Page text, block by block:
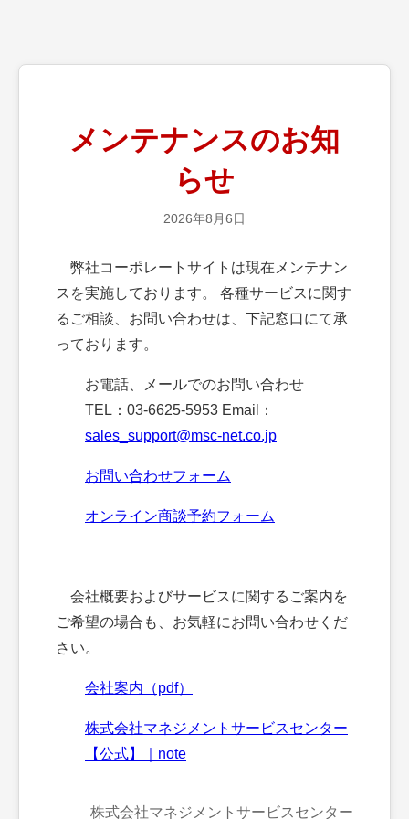
メンテナンスのお知
らせ
2026年8月6日
弊社コーポレートサイトは現在メンテナン
スを実施しております。 各種サービスに関す
るご相談、お問い合わせは、下記窓口にて承
っております。
お電話、メールでのお問い合わせ
TEL：03-6625-5953 Email：
sales_support@msc-net.co.jp
お問い合わせフォーム
オンライン商談予約フォーム
会社概要およびサービスに関するご案内を
ご希望の場合も、お気軽にお問い合わせくだ
さい。
会社案内（pdf）
株式会社マネジメントサービスセンター
【公式】｜note
株式会社マネジメントサービスセンター